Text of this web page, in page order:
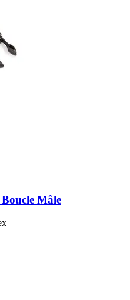
Boucle Mâle